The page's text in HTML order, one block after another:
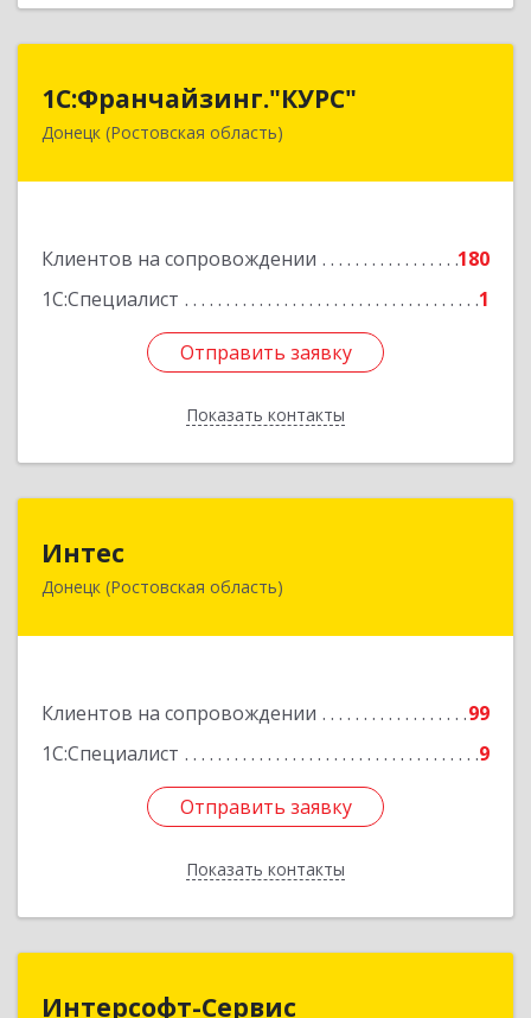
1С:Франчайзинг."КУРС"
Донецк (Ростовская область)
Клиентов на сопровождении
180
1С:Специалист
1
Отправить заявку
Показать контакты
1С:Франчайзинг."КУРС"
346330, Ростовская обл, Донецк г, Благодатный
Отправить заявку
Назад
Интес
Донецк (Ростовская область)
Клиентов на сопровождении
99
1С:Специалист
9
Отправить заявку
Показать контакты
346330, Ростовская обл, Донецк г, 60-й кв-л,
Отправить заявку
Назад
Интерсофт-Сервис